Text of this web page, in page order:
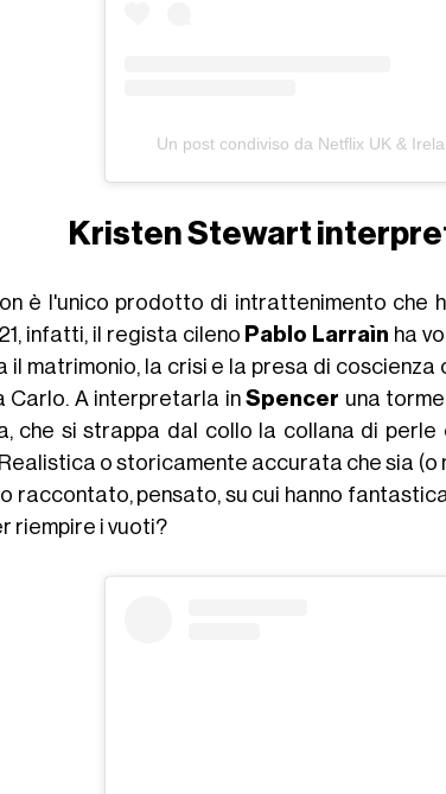
Un post condiviso da Netflix UK &
Kristen Stewart
è l'unico prodotto di intrattenimento che
infatti, il regista cileno Pablo Larraìn ha
il matrimonio, la crisi e la presa di
Carlo. A interpretarla inSpencer una
che si strappa dal collo la collana di
o storicamente accurata che sia (o
raccontato, pensato, su cui hanno
riempire i vuoti?